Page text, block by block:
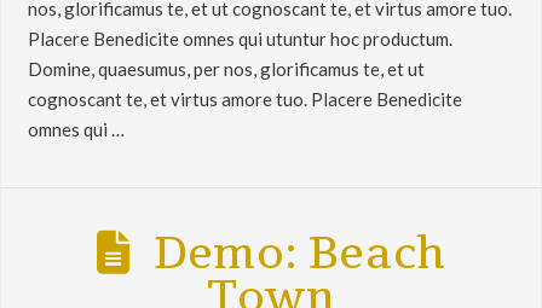
nos, glorificamus te, et ut cognoscant te, et virtus amore tuo.
Placere Benedicite omnes qui utuntur hoc productum.
Domine, quaesumus, per nos, glorificamus te, et ut
cognoscant te, et virtus amore tuo. Placere Benedicite
omnes qui …
Demo: Beach